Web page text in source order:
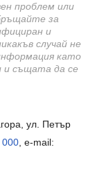
проблем или
за
и
случай не
като
и същата да се
ул. Петър
, e-mail: